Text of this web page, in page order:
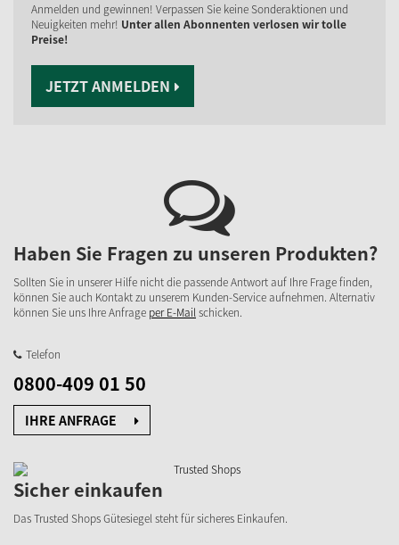
Anmelden und gewinnen! Verpassen Sie keine Sonderaktionen und
Neuigkeiten mehr! Unter allen Abonnenten verlosen wir tolle
Preise!
JETZT ANMELDEN
Haben Sie Fragen zu unseren Produkten?
Sollten Sie in unserer Hilfe nicht die passende Antwort auf Ihre Frage finden,
können Sie auch Kontakt zu unserem Kunden-Service aufnehmen. Alternativ
können Sie uns Ihre Anfrage per E-Mailschicken.
Telefon
0800-409 01 50
IHRE ANFRAGE
Sicher einkaufen
Das Trusted Shops Gütesiegelsteht für sicheres Einkaufen.